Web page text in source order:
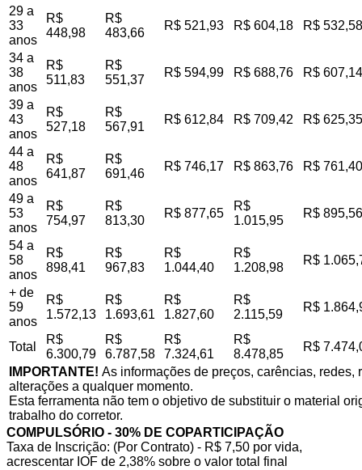
29 a
33
anos
R$
448,98
R$
483,66
R$ 521,93 R$ 604,18 R$ 532,58
34 a
38
anos
R$
511,83
R$
551,37
R$ 594,99 R$ 688,76 R$ 607,14
39 a
43
anos
R$
527,18
R$
567,91
R$ 612,84 R$ 709,42 R$ 625,35
44 a
48
anos
R$
641,87
R$
691,46
R$ 746,17 R$ 863,76 R$ 761,40
49 a
53
anos
R$
754,97
R$
813,30
R$ 877,65
R$
1.015,95
R$ 895,56
54 a
58
anos
R$
898,41
R$
967,83
R$
1.044,40
R$
1.208,98
R$
+ de
59
anos
R$
1.572,13
R$
1.693,61
R$
1.827,60
R$
2.115,59
R$
Total
R$
6.300,79
R$
6.787,58
R$
7.324,61
R$
8.478,85
R$
IMPORTANTE! As informações de preços, carências,
alterações a qualquer momento.
Esta ferramenta não tem o objetivo de substituir o material
trabalho do corretor.
COMPULSÓRIO - 30% DE COPARTICIPAÇÃO
Taxa de Inscrição: (Por Contrato) - R$ 7,50 por vida,
acrescentar IOF de 2,38% sobre o valor total final